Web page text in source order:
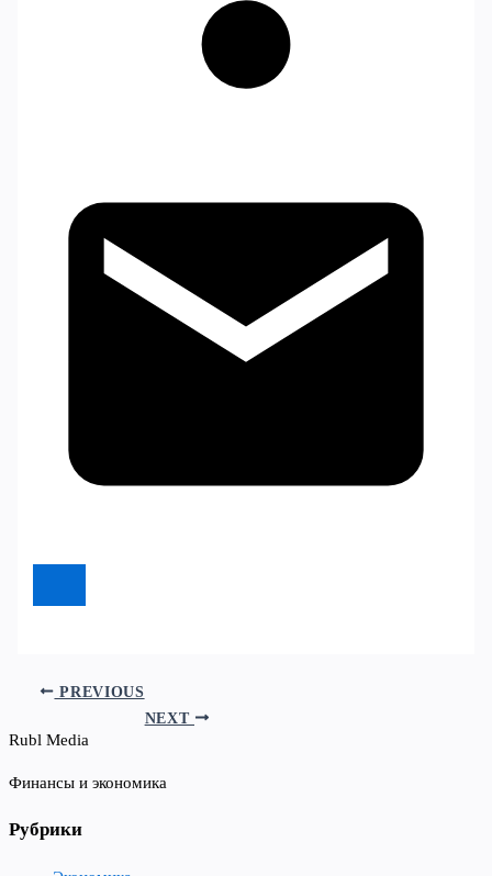
PREVIOUS
NEXT
Rubl Media
Финансы и экономика
Рубрики